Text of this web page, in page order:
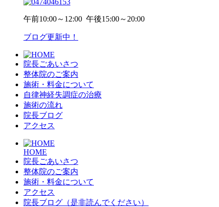
午前10:00～12:00 午後15:00～20:00
ブログ更新中！
院長ごあいさつ
整体院のご案内
施術・料金について
自律神経失調症の治療
施術の流れ
院長ブログ
アクセス
HOME
院長ごあいさつ
整体院のご案内
施術・料金について
アクセス
院長ブログ（是非読んでください）